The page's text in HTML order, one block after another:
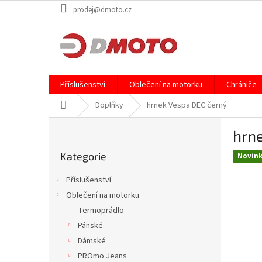
na
prodej@dmoto.cz
Příslušenství Oblečení na motorku Chrániče
Domů Doplňky hrnek Vespa DEC černý
kategorie
Kategorie
Příslušenství
Oblečení na motorku
Termoprádlo
Pánské
Dámské
PROmo Jeans